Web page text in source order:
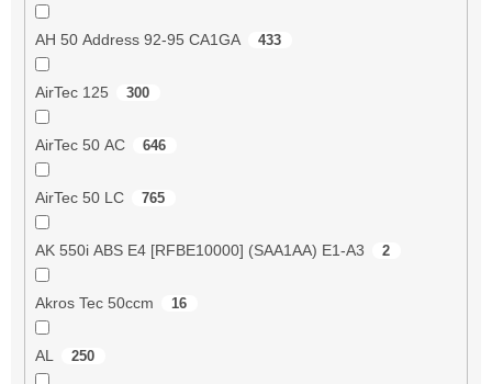
AH 50 Address 92-95 CA1GA 433
AirTec 125 300
AirTec 50 AC 646
AirTec 50 LC 765
AK 550i ABS E4 [RFBE10000] (SAA1AA) E1-A3 2
Akros Tec 50ccm 16
AL 250